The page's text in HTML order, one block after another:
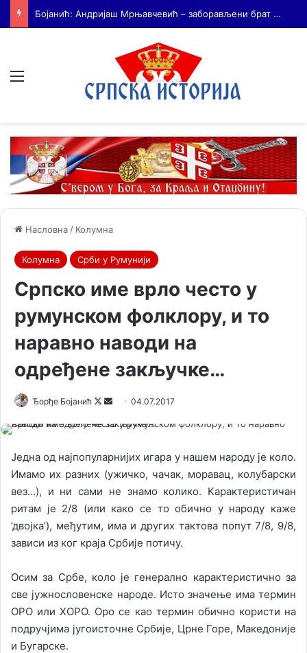
На Дражин дан у Лондону обележено 80. година од мучког убиства генерала Драгољуба Драже Михаиловића
Насловна / Колумна
Колумна Срби у Румунији
Српско име врло често у
румунском фолклору, и то
наравно наводи на
одређене закључке…
Ђорђе Бојанић
F
w
X
m
a
i
04.07.2017
Једна од најпопуларнијих игара у нашем народу је коло.
Имамо их разних (ужичко, чачак, моравац, колубарски
вез…), и ни сами не знамо колико. Карактеристичан
ритам је 2/8 (или како се то обично у народу каже
‘двојка’), међутим, има и других тактова попут 7/8, 9/8,
зависи из ког краја Србије потичу.
Осим за Србе, коло је генерално карактеристично за
све јужнословенске народе. Исто значење има термин
ОРО или ХОРО. Оро се као термин обично користи на
подручјима југоисточне Србије, Црне Горе, Македоније
и Бугарске.